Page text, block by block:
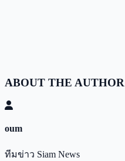
ABOUT THE AUTHOR
oum
ทีมข่าว Siam News